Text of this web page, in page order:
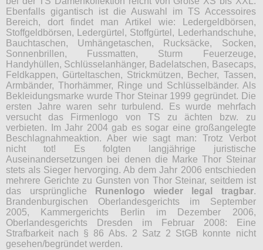
Ebenfalls gigantisch ist die Auswahl im TS Accessoires
Bereich, dort findet man Artikel wie: Ledergeldbörsen,
Stoffgeldbörsen, Ledergürtel, Stoffgürtel, Lederhandschuhe,
Bauchtaschen, Umhängetaschen, Rucksäcke, Socken,
Sonnenbrillen, Fussmatten, Sturm Feuerzeuge,
Handyhüllen, Schlüsselanhänger, Badelatschen, Basecaps,
Feldkappen, Gürteltaschen, Strickmützen, Becher, Tassen,
Armbänder, Thorhämmer, Ringe und Schlüsselbänder. Als
Bekleidungsmarke wurde Thor Steinar 1999 gegründet. Die
ersten Jahre waren sehr turbulend. Es wurde mehrfach
versucht das Firmenlogo von TS zu ächten bzw. zu
verbieten. Im Jahr 2004 gab es sogar eine großangelegte
Beschlagnahmeaktion. Aber wie sagt man: Trotz Verbot
nicht tot! Es folgten langjährige juristische
Auseinandersetzungen bei denen die Marke Thor Steinar
stets als Sieger hervorging. Ab dem Jahr 2006 entschieden
mehrere Gerichte zu Gunsten von Thor Steinar, seitdem ist
das ursprüngliche
Runenlogo wieder legal tragbar.
Brandenburgischen Oberlandesgerichts im September
2005, Kammergerichts Berlin im Dezember 2006,
Oberlandesgerichts Dresden im Februar 2008: Eine
Strafbarkeit nach § 86 Abs. 2 Satz 2 StGB konnte nicht
gesehen/begründet werden.